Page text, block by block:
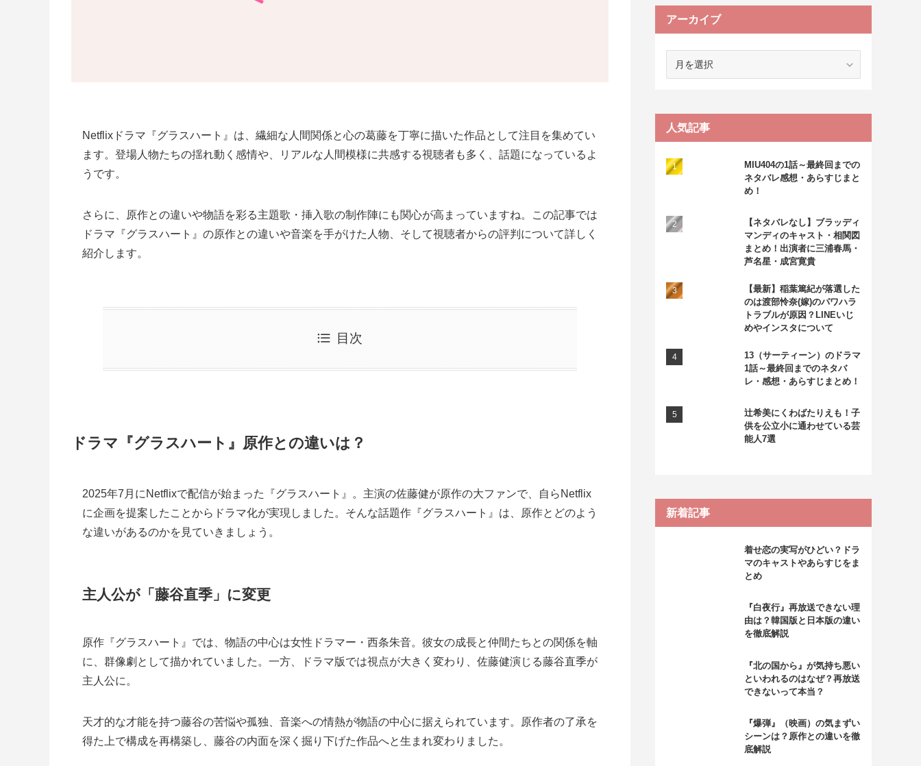
Netflixドラマ『グラスハート』は、繊細な人間関係と心の葛藤を丁寧に描いた作品として注目を集めてい
ます。登場人物たちの揺れ動く感情や、リアルな人間模様に共感する視聴者も多く、話題になっているよ
うです。
さらに、原作との違いや物語を彩る主題歌・挿入歌の制作陣にも関心が高まっていますね。この記事では
ドラマ『グラスハート』の原作との違いや音楽を手がけた人物、そして視聴者からの評判について詳しく
紹介します。
目次
ドラマ『グラスハート』原作との違いは？
2025年7月にNetflixで配信が始まった『グラスハート』。主演の佐藤健が原作の大ファンで、自らNetflix
に企画を提案したことからドラマ化が実現しました。そんな話題作『グラスハート』は、原作とどのよう
な違いがあるのかを見ていきましょう。
主人公が「藤谷直季」に変更
原作『グラスハート』では、物語の中心は女性ドラマー・西条朱音。彼女の成長と仲間たちとの関係を軸
に、群像劇として描かれていました。一方、ドラマ版では視点が大きく変わり、佐藤健演じる藤谷直季が
主人公に。
天才的な才能を持つ藤谷の苦悩や孤独、音楽への情熱が物語の中心に据えられています。原作者の了承を
得た上で構成を再構築し、藤谷の内面を深く掘り下げた作品へと生まれ変わりました。
ー
アーカイブ
ブ
人気記事
MIU404の1話～最終回までの
ネタバレ感想・あらすじまと
め！
【ネタバレなし】ブラッディ
マンディのキャスト・相関図
まとめ！出演者に三浦春馬・
芦名星・成宮寛貴
【最新】稲葉篤紀が落選した
のは渡部怜奈(嫁)のパワハラ
トラブルが原因？LINEいじ
めやインスタについて
13（サーティーン）のドラマ
1話～最終回までのネタバ
レ・感想・あらすじまとめ！
辻希美にくわばたりえも！子
供を公立小に通わせている芸
能人7選
新着記事
着せ恋の実写がひどい？ドラ
マのキャストやあらすじをま
とめ
『白夜行』再放送できない理
由は？韓国版と日本版の違い
を徹底解説
『北の国から』が気持ち悪い
といわれるのはなぜ？再放送
できないって本当？
『爆弾』（映画）の気まずい
シーンは？原作との違いを徹
底解説